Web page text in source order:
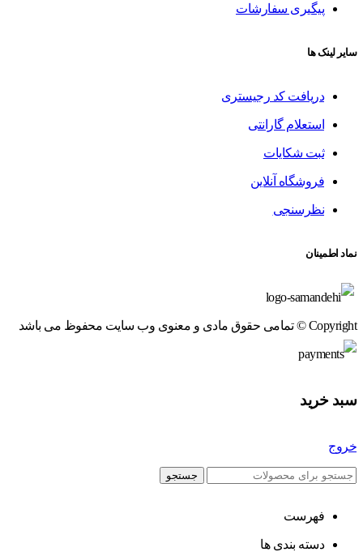
پیگیری سفارشات
سایر لینک ها
دریافت کد رجیستری
استعلام گارانتی
ثبت شکایات
فروشگاه آنلاین
نظرسنجی
نماد اطمینان
Copyright © تمامی حقوق مادی و معنوی وب سایت محفوظ می باشد
سبد خرید
خروج
جستجو
فهرست
دسته بندی ها